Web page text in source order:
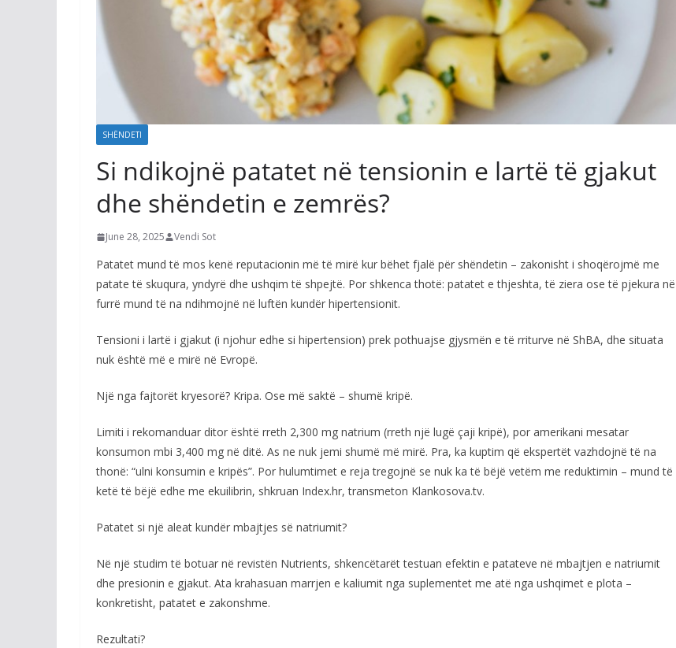
SHËNDETI
Si ndikojnë patatet në tensionin e lartë të gjakut
dhe shëndetin e zemrës?
June 28, 2025 Vendi Sot
Patatet mund të mos kenë reputacionin më të mirë kur bëhet fjalë për shëndetin – zakonisht i shoqërojmë me
patate të skuqura, yndyrë dhe ushqim të shpejtë. Por shkenca thotë: patatet e thjeshta, të ziera ose të pjekura në
furrë mund të na ndihmojnë në luftën kundër hipertensionit.
Tensioni i lartë i gjakut (i njohur edhe si hipertension) prek pothuajse gjysmën e të rriturve në ShBA, dhe situata
nuk është më e mirë në Evropë.
Një nga fajtorët kryesorë? Kripa. Ose më saktë – shumë kripë.
Limiti i rekomanduar ditor është rreth 2,300 mg natrium (rreth një lugë çaji kripë), por amerikani mesatar
konsumon mbi 3,400 mg në ditë. As ne nuk jemi shumë më mirë. Pra, ka kuptim që ekspertët vazhdojnë të na
thonë: “ulni konsumin e kripës”. Por hulumtimet e reja tregojnë se nuk ka të bëjë vetëm me reduktimin – mund të
ketë të bëjë edhe me ekuilibrin, shkruan Index.hr, transmeton Klankosova.tv.
Patatet si një aleat kundër mbajtjes së natriumit?
Në një studim të botuar në revistën Nutrients, shkencëtarët testuan efektin e patateve në mbajtjen e natriumit
dhe presionin e gjakut. Ata krahasuan marrjen e kaliumit nga suplementet me atë nga ushqimet e plota –
konkretisht, patatet e zakonshme.
Rezultati?